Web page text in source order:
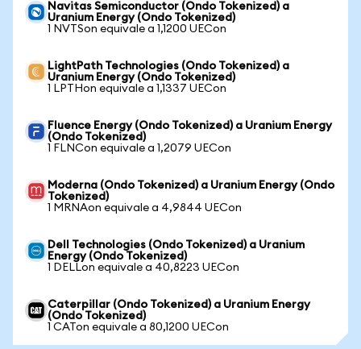
Navitas Semiconductor (Ondo Tokenized) a
Uranium Energy (Ondo Tokenized)
1 NVTSon equivale a 1,1200 UECon
LightPath Technologies (Ondo Tokenized) a
Uranium Energy (Ondo Tokenized)
1 LPTHon equivale a 1,1337 UECon
Fluence Energy (Ondo Tokenized) a Uranium Energy
(Ondo Tokenized)
1 FLNCon equivale a 1,2079 UECon
Moderna (Ondo Tokenized) a Uranium Energy (Ondo
Tokenized)
1 MRNAon equivale a 4,9844 UECon
Dell Technologies (Ondo Tokenized) a Uranium
Energy (Ondo Tokenized)
1 DELLon equivale a 40,8223 UECon
Caterpillar (Ondo Tokenized) a Uranium Energy
(Ondo Tokenized)
1 CATon equivale a 80,1200 UECon